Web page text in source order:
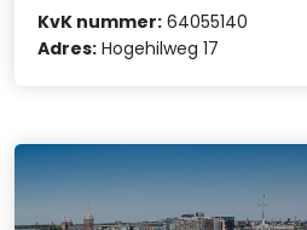
KvK nummer: 64055140
Adres: Hogehilweg 17